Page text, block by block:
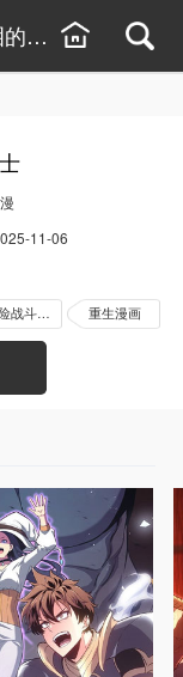
勇士漫画全集-
11-06
战斗漫画 重生漫画